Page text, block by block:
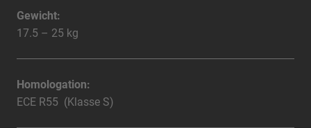
Gewicht:
17.5 – 25 kg
Homologation:
ECE R55 (Klasse S)